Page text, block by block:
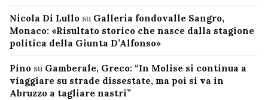
Nicola Di Lullo su Galleria fondovalle Sangro,
Monaco: «Risultato storico che nasce dalla stagione
politica della Giunta D’Alfonso»
Pino su Gamberale, Greco: “In Molise si continua a
viaggiare su strade dissestate, ma poi si va in
Abruzzo a tagliare nastri”